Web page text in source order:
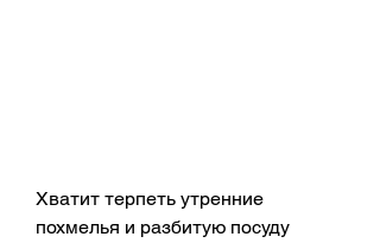
Хватит терпеть утренние
похмелья и разбитую посуду